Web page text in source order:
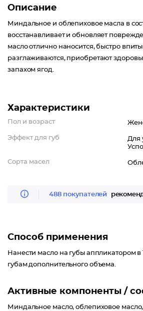
Описание
Миндальное и облепиховое масла в
восстанавливает и обновляет
масло отлично наносится, быстро
разглаживаются, приобретают
запахом ягод.
Характеристики
Пол и возраст
Эффект для губ Для
Сорта масел
488 покупателей
Способ применения
Нанести масло на губы аппликатором
губам дополнительного объема.
Активные компоненты /
Миндальное масло, облепиховое